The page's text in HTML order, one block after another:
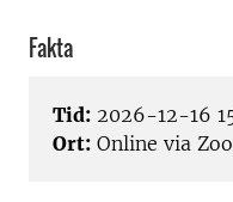
Fakta
Tid: 2026-12-16
Ort: Online via